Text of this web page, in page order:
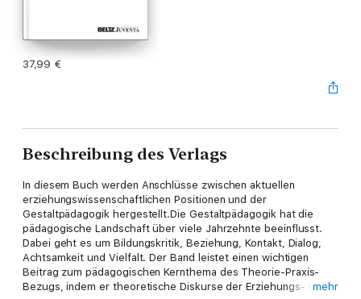
37,99 €
Beschreibung des Verlags
In diesem Buch werden Anschlüsse zwischen aktuellen
erziehungswissenschaftlichen Positionen und der
Gestaltpädagogik hergestellt.Die Gestaltpädagogik hat die
pädagogische Landschaft über viele Jahrzehnte beeinflusst.
Dabei geht es um Bildungskritik, Beziehung, Kontakt, Dialog,
Achtsamkeit und Vielfalt. Der Band leistet einen wichtigen
Beitrag zum pädagogischen Kernthema des Theorie-Praxis-
Bezugs, indem er theoretische Diskurse der Erziehungs- undmehr